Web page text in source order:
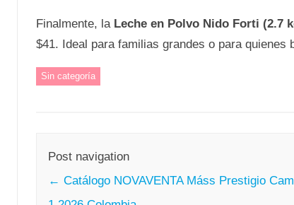
Finalmente, la Leche en Polvo Nido Forti (2.7
$41. Ideal para familias grandes o para quienes
Sin categoría
Post navigation
← Catálogo NOVAVENTA Máss Prestigio